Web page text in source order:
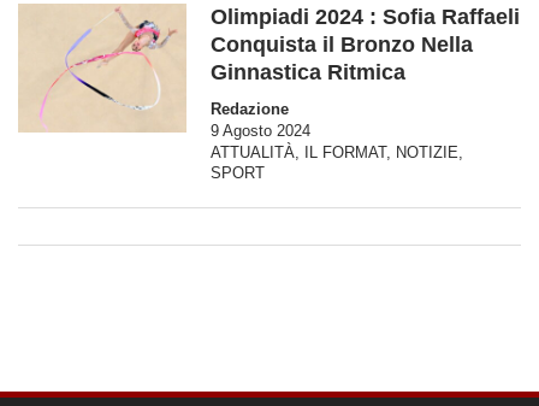
Olimpiadi 2024 : Sofia Raffaeli
Conquista il Bronzo Nella
Ginnastica Ritmica
Redazione
9 Agosto 2024
ATTUALITÀ, IL FORMAT, NOTIZIE,
SPORT